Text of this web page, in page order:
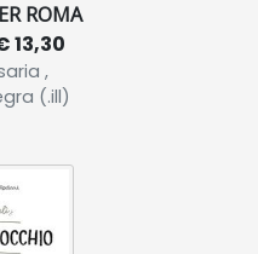
ROMA
13,30
,
(.ill)